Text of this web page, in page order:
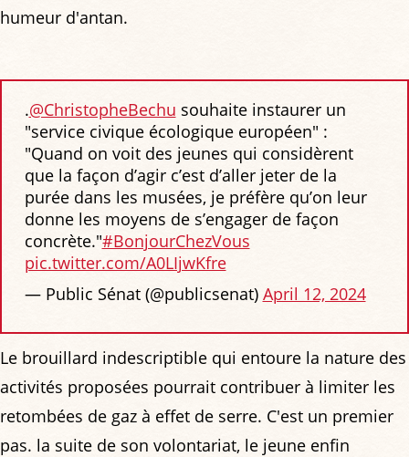
humeur d'antan.
.@ChristopheBechu souhaite instaurer un
"service civique écologique européen" :
"Quand on voit des jeunes qui considèrent
que la façon d’agir c’est d’aller jeter de la
purée dans les musées, je préfère qu’on leur
donne les moyens de s’engager de façon
concrète."#BonjourChezVous
pic.twitter.com/A0LIjwKfre
— Public Sénat (@publicsenat) April 12, 2024
Le brouillard indescriptible qui entoure la nature des
activités proposées pourrait contribuer à limiter les
retombées de gaz à effet de serre. C'est un premier
pas. la suite de son volontariat, le jeune enfin